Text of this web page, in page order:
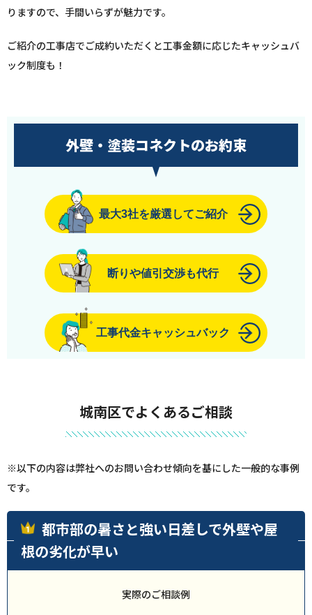
りますので、手間いらずが魅力です。
ご紹介の工事店でご成約いただくと工事金額に応じたキャッシュバ
ック制度も！
外壁・塗装コネクトのお約束
最大3社を厳選してご紹介
断りや値引交渉も代行
工事代金キャッシュバック
城南区でよくあるご相談
※以下の内容は弊社へのお問い合わせ傾向を基にした一般的な事例
です。
都市部の暑さと強い日差しで外壁や屋
根の劣化が早い
実際のご相談例